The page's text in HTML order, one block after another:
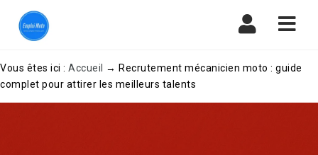
Vous êtes ici : Accueil → Recrutement mécanicien moto : guide
complet pour attirer les meilleurs talents